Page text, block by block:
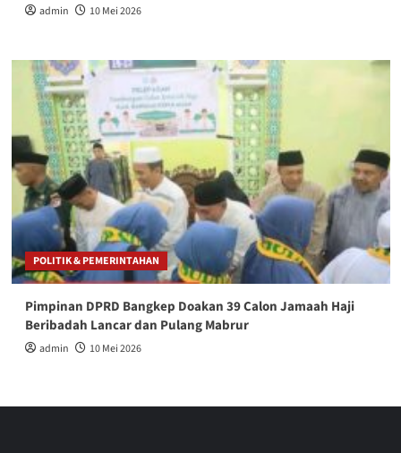
admin 10 Mei 2026
POLITIK & PEMERINTAHAN
Pimpinan DPRD Bangkep Doakan 39 Calon Jamaah Haji
Beribadah Lancar dan Pulang Mabrur
admin 10 Mei 2026